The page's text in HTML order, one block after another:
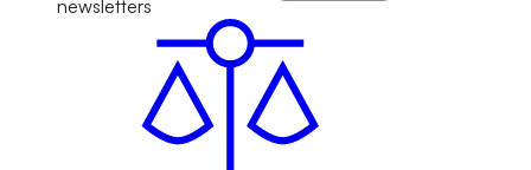
newsletters